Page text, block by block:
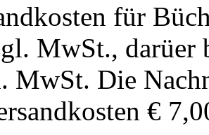
für
MwSt., darüer
MwSt. Die
€